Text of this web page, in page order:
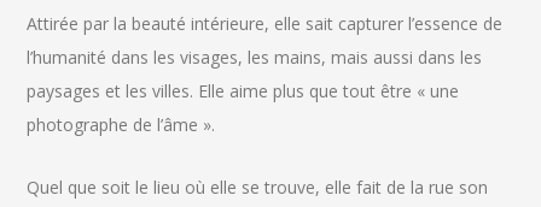
Attirée par la beauté intérieure, elle sait capturer l’essence de
l’humanité dans les visages, les mains, mais aussi dans les
paysages et les villes. Elle aime plus que tout être « une
photographe de l’âme ».
Quel que soit le lieu où elle se trouve, elle fait de la rue son